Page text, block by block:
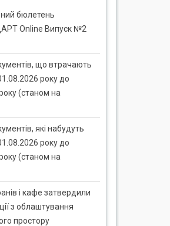
бюлетень
Online Випуск №2
що втрачають
року до
(станом на
які набудуть
року до
(станом на
і кафе затвердили
з облаштування
простору